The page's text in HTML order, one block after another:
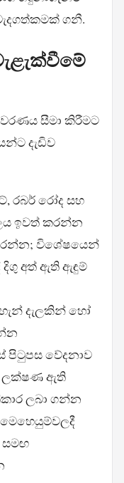
ගනී.
සීමා කිරීමට
දැඩිව
රබර් රෝද සහ
ඉවත් කරන්න
විශේෂයෙන්
දිගු අත් ඇති ඇඳුම්
දැලකින් හෝ
පිටුපස වේදනාව
ලක්ෂණ ඇති
ලබා ගන්න
සමඟ